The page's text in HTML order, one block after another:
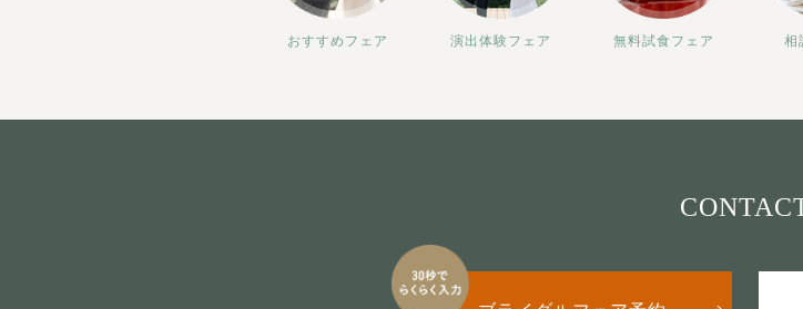
おすすめフェア 演出体験フェア 無料試食フェア 相